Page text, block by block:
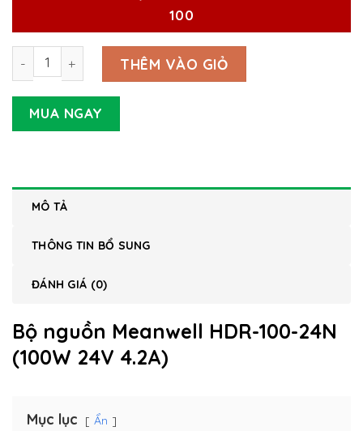
100
Bộ nguồn Meanwell HDR-100-24N (100W 24V 4.2A) số
THÊM VÀO GIỎ
MUA NGAY
MÔ TẢ
THÔNG TIN BỔ SUNG
ĐÁNH GIÁ (0)
Bộ nguồn Meanwell HDR-100-24N
(100W 24V 4.2A)
Mục lục Ẩn